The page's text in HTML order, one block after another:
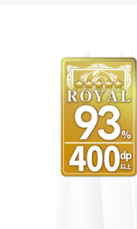
【春夏用】洗え
団 寝具 日本製